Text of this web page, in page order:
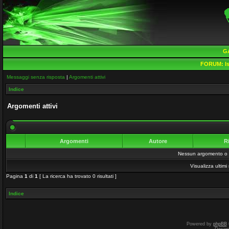
FORUM:
Messaggi senza risposta | Argomenti attivi
Indice
Argomenti attivi
Argomenti Autore
Nessun argomento o
Visualizza ultimi
Pagina 1 di 1 [ La ricerca ha trovato 0 risultati ]
Indice
Powered by phpBB